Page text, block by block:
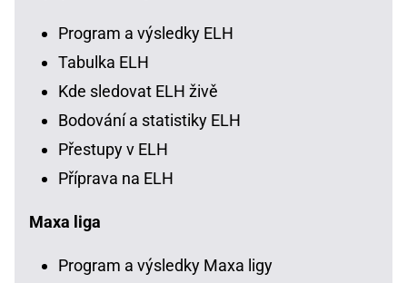
Program a výsledky ELH
Tabulka ELH
Kde sledovat ELH živě
Bodování a statistiky ELH
Přestupy v ELH
Příprava na ELH
Maxa liga
Program a výsledky Maxa ligy